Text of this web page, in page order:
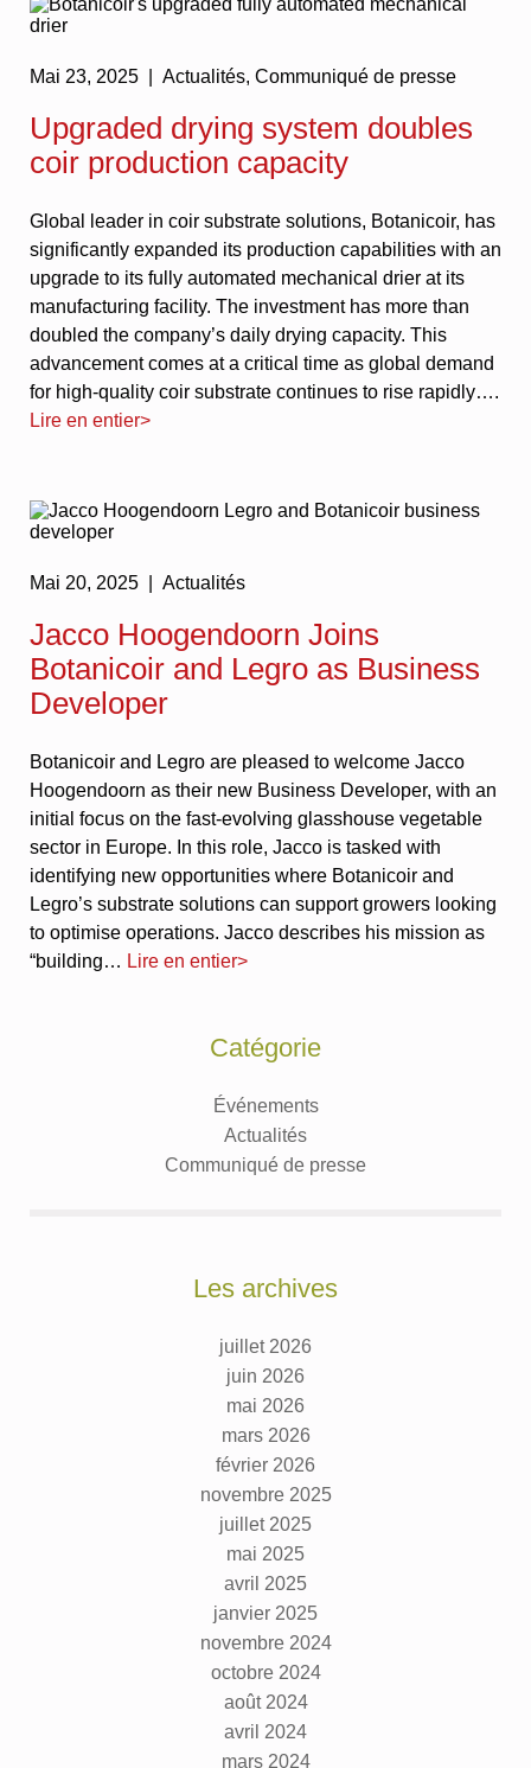
Mai 23, 2025 | Actualités, Communiqué de presse
Upgraded drying system doubles
coir production capacity
Global leader in coir substrate solutions, Botanicoir, has
significantly expanded its production capabilities with an
upgrade to its fully automated mechanical drier at its
manufacturing facility. The investment has more than
doubled the company’s daily drying capacity. This
advancement comes at a critical time as global demand
for high-quality coir substrate continues to rise rapidly….
Lire en entier>
Mai 20, 2025 | Actualités
Jacco Hoogendoorn Joins
Botanicoir and Legro as Business
Developer
Botanicoir and Legro are pleased to welcome Jacco
Hoogendoorn as their new Business Developer, with an
initial focus on the fast-evolving glasshouse vegetable
sector in Europe. In this role, Jacco is tasked with
identifying new opportunities where Botanicoir and
Legro’s substrate solutions can support growers looking
to optimise operations. Jacco describes his mission as
“building… Lire en entier>
Catégorie
Événements
Actualités
Communiqué de presse
Les archives
juillet 2026
juin 2026
mai 2026
mars 2026
février 2026
novembre 2025
juillet 2025
mai 2025
avril 2025
janvier 2025
novembre 2024
octobre 2024
août 2024
avril 2024
mars 2024